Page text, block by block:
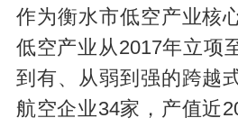
作为衡水市低空产业核
低空产业从2017年立项
到有、从弱到强的跨越
航空企业34家，产值近